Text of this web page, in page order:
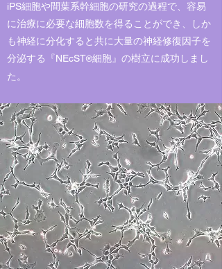
iPS細胞や間葉系幹細胞の研究の過程で、容易
に治療に必要な細胞数を得ることができ、しか
も神経に分化すると共に大量の神経修復因子を
分泌する『NEcST®細胞』の樹立に成功しまし
た。